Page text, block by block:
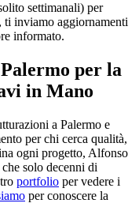
settimanali) per
ti inviamo aggiornamenti
informato.
per la
in Mano
a Palermo e
per chi cerca qualità,
ogni progetto, Alfonso
solo decenni di
portfolio per vedere i
per conoscere la